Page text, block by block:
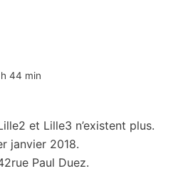
44 min
et Lille3 n’existent plus.
janvier 2018.
Paul Duez.